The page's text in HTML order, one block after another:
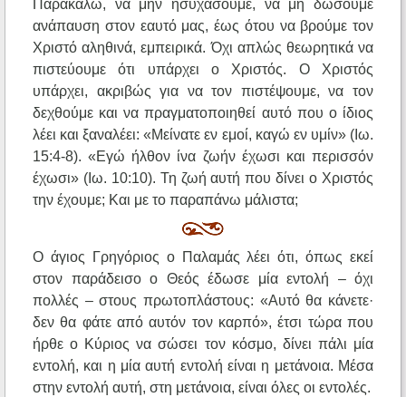
Παρακαλώ, να μην ησυχάσουμε, να μη δώσουμε
ανάπαυση στον εαυτό μας, έως ότου να βρούμε τον
Χριστό αληθινά, εμπειρικά. Όχι απλώς θεωρητικά να
πιστεύουμε ότι υπάρχει ο Χριστός. Ο Χριστός
υπάρχει, ακριβώς για να τον πιστέψουμε, να τον
δεχθούμε και να πραγματοποιηθεί αυτό που ο ίδιος
λέει και ξαναλέει: «Μείνατε εν εμοί, καγώ εν υμίν» (Ιω.
15:4-8). «Εγώ ήλθον ίνα ζωήν έχωσι και περισσόν
έχωσι» (Ιω. 10:10). Τη ζωή αυτή που δίνει ο Χριστός
την έχουμε; Και με το παραπάνω μάλιστα;
Ο άγιος Γρηγόριος ο Παλαμάς λέει ότι, όπως εκεί
στον παράδεισο ο Θεός έδωσε μία εντολή – όχι
πολλές – στους πρωτοπλάστους: «Αυτό θα κάνετε·
δεν θα φάτε από αυτόν τον καρπό», έτσι τώρα που
ήρθε ο Κύριος να σώσει τον κόσμο, δίνει πάλι μία
εντολή, και η μία αυτή εντολή είναι η μετάνοια. Μέσα
στην εντολή αυτή, στη μετάνοια, είναι όλες οι εντολές.